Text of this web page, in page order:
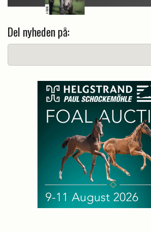
Del nyheden på: